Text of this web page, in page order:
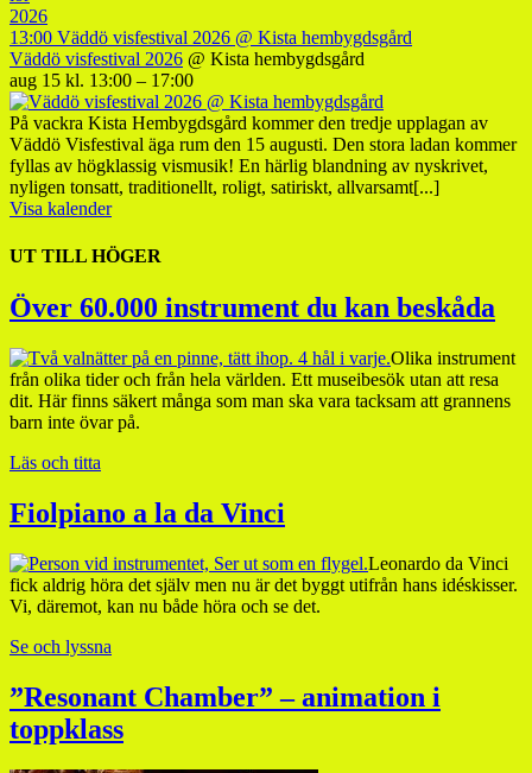
2026
13:00 Väddö visfestival 2026 @ Kista hembygdsgård
Väddö visfestival 2026 @ Kista hembygdsgård
aug 15 kl. 13:00 – 17:00
På vackra Kista Hembygdsgård kommer den tredje upplagan av
Väddö Visfestival äga rum den 15 augusti. Den stora ladan kommer
fyllas av högklassig vismusik! En härlig blandning av nyskrivet,
nyligen tonsatt, traditionellt, roligt, satiriskt, allvarsamt[...]
Visa kalender
UT TILL HÖGER
Över 60.000 instrument du kan beskåda
Olika instrument
från olika tider och från hela världen. Ett museibesök utan att resa
dit. Här finns säkert många som man ska vara tacksam att grannens
barn inte övar på.
Läs och titta
Fiolpiano a la da Vinci
Leonardo da Vinci
fick aldrig höra det själv men nu är det byggt utifrån hans idéskisser.
Vi, däremot, kan nu både höra och se det.
Se och lyssna
”Resonant Chamber” – animation i
toppklass